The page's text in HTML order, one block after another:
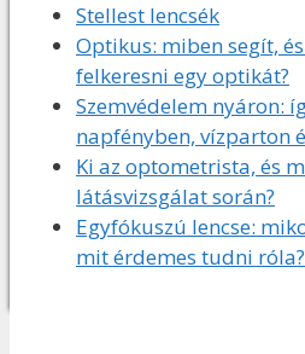
Stellest lencsék
Optikus: miben segít,
felkeresni egy optikát?
Szemvédelem nyáron:
napfényben, vízparton
Ki az optometrista, és
látásvizsgálat során?
Egyfókuszú lencse:
mit érdemes tudni róla?